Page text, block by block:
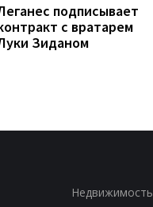
подписывает
с вратарем
Зиданом
Недвижимость